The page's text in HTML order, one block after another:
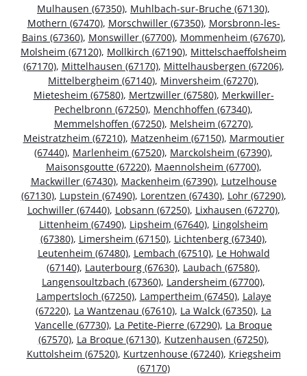
Mulhausen (67350), Muhlbach-sur-Bruche (67130),
Mothern (67470), Morschwiller (67350), Morsbronn-les-
Bains (67360), Monswiller (67700), Mommenheim (67670),
Molsheim (67120), Mollkirch (67190), Mittelschaeffolsheim
(67170), Mittelhausen (67170), Mittelhausbergen (67206),
Mittelbergheim (67140), Minversheim (67270),
Mietesheim (67580), Mertzwiller (67580), Merkwiller-
Pechelbronn (67250), Menchhoffen (67340),
Memmelshoffen (67250), Melsheim (67270),
Meistratzheim (67210), Matzenheim (67150), Marmoutier
(67440), Marlenheim (67520), Marckolsheim (67390),
Maisonsgoutte (67220), Maennolsheim (67700),
Mackwiller (67430), Mackenheim (67390), Lutzelhouse
(67130), Lupstein (67490), Lorentzen (67430), Lohr (67290),
Lochwiller (67440), Lobsann (67250), Lixhausen (67270),
Littenheim (67490), Lipsheim (67640), Lingolsheim
(67380), Limersheim (67150), Lichtenberg (67340),
Leutenheim (67480), Lembach (67510), Le Hohwald
(67140), Lauterbourg (67630), Laubach (67580),
Langensoultzbach (67360), Landersheim (67700),
Lampertsloch (67250), Lampertheim (67450), Lalaye
(67220), La Wantzenau (67610), La Walck (67350), La
Vancelle (67730), La Petite-Pierre (67290), La Broque
(67570), La Broque (67130), Kutzenhausen (67250),
Kuttolsheim (67520), Kurtzenhouse (67240), Kriegsheim
(67170)